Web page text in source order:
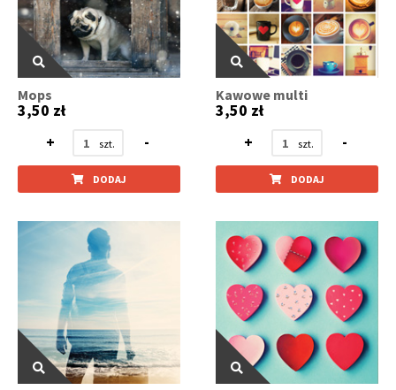
Mops
3,50 zł
+
-
DODAJ
Kawowe multi
3,50 zł
+
-
DODAJ